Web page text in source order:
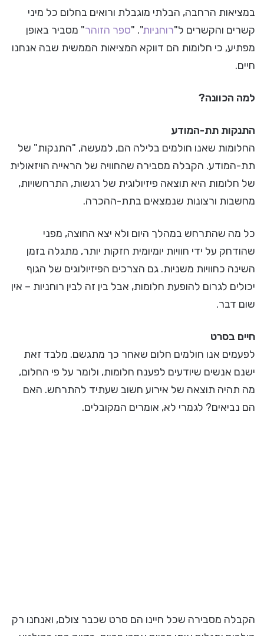
במציאות הרחבה, הבלתי מוגבלת ורואים בחלום כל מיני
קשרים והקשרים ל"רוחניות". "ספר הזוהר" מסביר באופן
מפתיע, כי חלומות הם דווקא המציאות הממשית שבה אנחנו
חיים.
למה הכוונה?
התנקות תת-המודע
החלומות שאנו חולמים בלילה הם, למעשה, "התנקות" של
תת-המודע. הקבלה מסבירה שהחוויה של הראייה הויזאולית
של חלומות היא תוצאה פיזיולוגית של רגשות, התרחשויות,
מחשבות ורצונות שנמצאים בתת-ההכרה.
כל מה שהתרחש במהלך היום ולא יצא החוצה, מפני
שהודחק על ידי חוויות יומיומית חזקות יותר, מתגלה בזמן
השינה כחוויות משניות. גם הצרכים הפיזיולוגים של הגוף
יכולים לגרום להופעת חלומות, אבל בין זה לבין רוחניות – אין
שום דבר.
חיים בסרט
לפעמים אנו חולמים חלום שאחר כך מתגשם. מלבד זאת
ישנם אנשים שיודעים לפענח חלומות, ולומר על פי החלום,
מה תהיה תוצאה של אירוע חשוב שעתיד להתרחש. האם
הם נביאים? לגמרי לא, אומרים המקובלים.
הקבלה מסבירה שכל חיינו הם סרט שכבר צולם, ואנחנו רק